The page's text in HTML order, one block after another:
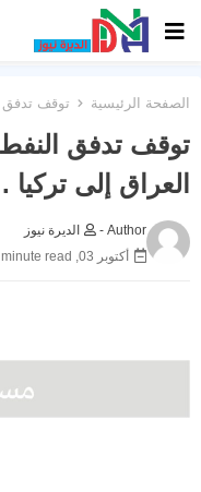
الصفحة الرئيسية توقف تدفق
توقف تدفق
العراق إلى تركيا .
Author -
الديرة نيوز
أكتوبر 03, 2025
read